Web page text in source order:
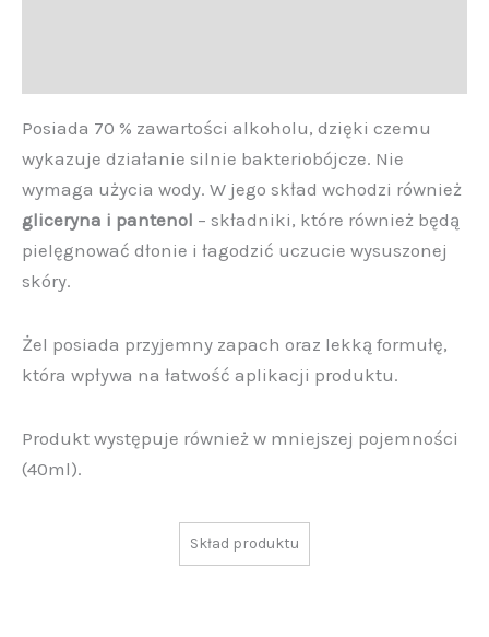
Posiada 70 % zawartości alkoholu, dzięki czemu
wykazuje działanie silnie bakteriobójcze. Nie
wymaga użycia wody. W jego skład wchodzi również
gliceryna i pantenol – składniki, które również będą
pielęgnować dłonie i łagodzić uczucie wysuszonej
skóry.
Żel posiada przyjemny zapach oraz lekką formułę,
która wpływa na łatwość aplikacji produktu.
Produkt występuje również w mniejszej pojemności
(40ml).
Skład produktu